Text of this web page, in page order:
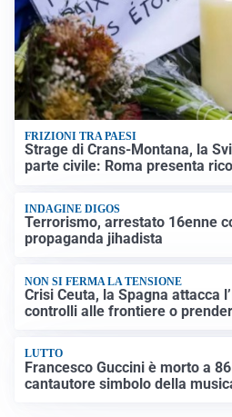
FRIZIONI TRA PAESI
Strage di Crans-Montana, la
parte civile: Roma presenta
INDAGINE DIGOS
Terrorismo, arrestato 16enne
propaganda jihadista
NON SI FERMA LA TENSIONE
Crisi Ceuta, la Spagna attacca
controlli alle frontiere o
LUTTO
Francesco Guccini è morto a
cantautore simbolo della